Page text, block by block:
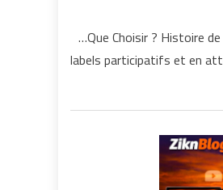
…Que Choisir ? Histoire
labels participatifs et en